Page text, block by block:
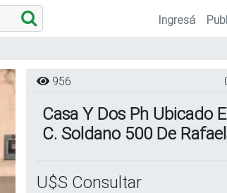
Ingresá
956
Casa Y Dos Ph Ubicado
C. Soldano 500 De
U$S Consultar